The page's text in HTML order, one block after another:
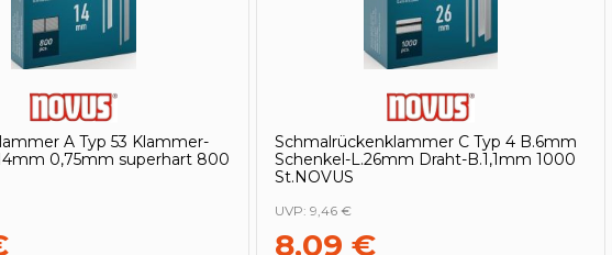
A Typ 53 Klammer-
0,75mm superhart 800
Schmalrückenklammer C Typ 4 B.6mm
Schenkel-L.26mm Draht-B.1,1mm 1000
St.NOVUS
8,09 €
UVP: 9,46 €